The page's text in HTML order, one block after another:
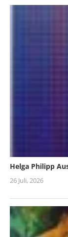
Helga Philipp
26 Juli, 2026